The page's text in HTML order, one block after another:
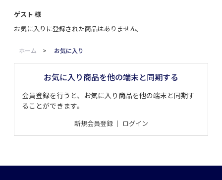
ゲスト 様
お気に入りに登録された商品はありません。
ホーム > お気に入り
お気に入り商品を他の端末と同期する
会員登録を行うと、お気に入り商品を他の端末と同期す
ることができます。
新規会員登録｜ ログイン